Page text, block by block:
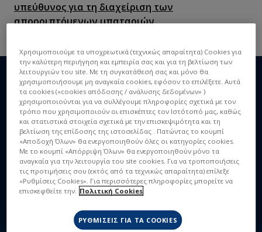
υπεύθυνος για τη διαχείριση των
απορριπτόμενων μπαταριών.
απόρριψη μπαταριών καλύπτονται μέσω της
συμμετοχής στον εν λόγω ΟΕΔ:
0,025€ +24% ΦΠΑ ανά τεμάχιο για μπαταρίες έως
8gr
0,164€ +24% ΦΠΑ ανά τεμάχιο για μπαταρίες έως
48gr
Χρησιμοποιούμε τα υποχρεωτικά (τεχνικώς απαραίτητα) Cookies για
την καλύτερη περιήγηση και εμπειρία σας και για τη βελτίωση των
λειτουργιών του site. Με τη συγκατάθεσή σας και μόνο θα
χρησιμοποιήσουμε μη αναγκαία cookies, εφόσον το επιλέξετε. Αυτά
τα cookies («cookies απόδοσης / ανάλυσης δεδομένων» )
χρησιμοποιούνται για να συλλέγουμε πληροφορίες σχετικά με τον
τρόπο που χρησιμοποιούν οι επισκέπτες τον Ιστότοπό μας, καθώς
και στατιστικά στοιχεία σχετικά με την επισκεψιμότητα και τη
βελτίωση της επίδοσης της ιστοσελίδας . Πατώντας το κουμπί
«Αποδοχή Όλων» θα ενεργοποιηθούν όλες οι κατηγορίες cookies.
Με το κουμπί «Απόρριψη Όλων» θα ενεργοποιηθούν μόνο τα
αναγκαία για την λειτουργία του site cookies. Για να τροποποιήσεις
τις προτιμήσεις σου (εκτός από τα τεχνικώς απαραίτητα) επίλεξε
«Ρυθμίσεις Cookies». Για περισσότερες πληροφορίες μπορείτε να
επισκεφθείτε την. Πολιτική Cookies
ΡΥΘΜΊΣΕΙΣ ΓΙΑ ΤΑ COOKIES